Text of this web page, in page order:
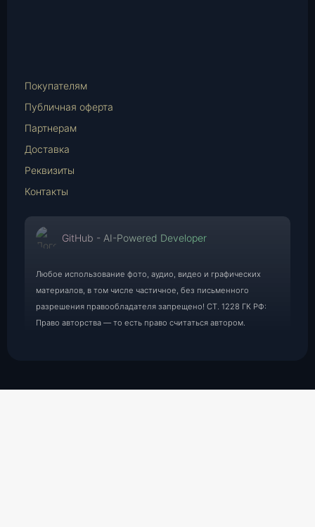
Mail
Покупателям
Публичная оферта
Партнерам
Доставка
Реквизиты
Контакты
GitHub - AI-Powered Developer
Любое использование фото, аудио, видео и графических
материалов, в том числе частичное, без письменного
разрешения правообладателя запрещено! СТ. 1228 ГК РФ:
Право авторства — то есть право считаться автором.